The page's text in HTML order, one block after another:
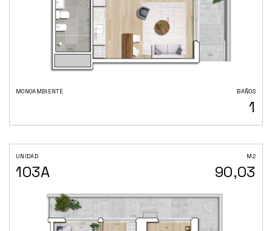
MONOAMBIENTE BAÑOS
1
UNIDAD
103A
M2
90,03